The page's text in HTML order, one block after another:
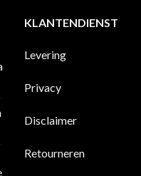
KLANTENDIENST
Levering
Privacy
Disclaimer
Retourneren